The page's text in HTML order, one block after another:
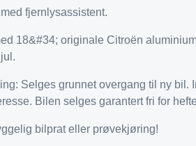
fjernlysassistent.
18&#34; originale Citroën
Selges grunnet overgang til ny bil.
Bilen selges garantert fri for
bilprat eller prøvekjøring!